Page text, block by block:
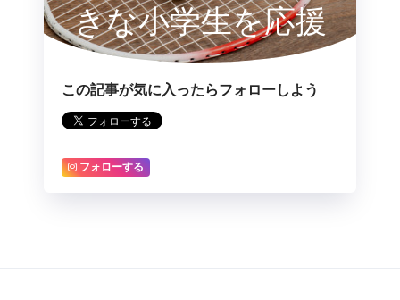
きな小学生を応援
するサイト
この記事が気に入ったらフォローしよう
フォローする